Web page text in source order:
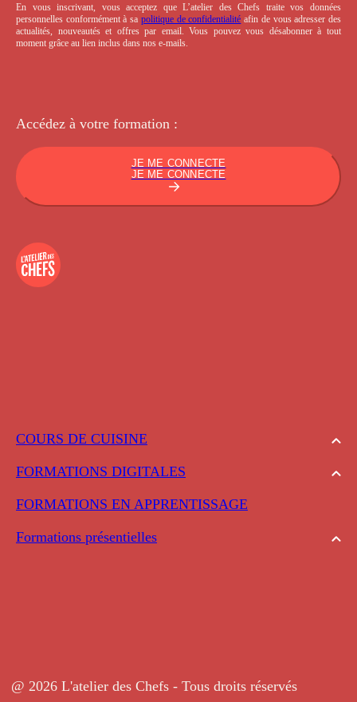
COURS DE CUISINE
FORMATIONS DIGITALES
FORMATIONS EN APPRENTISSAGE
Formations présentielles
En vous inscrivant, vous acceptez que L’atelier des Chefs traite vos données
personnelles conformément à sa politique de confidentialité afin de vous adresser des
actualités, nouveautés et offres par email. Vous pouvez vous désabonner à tout
moment grâce au lien inclus dans nos e-mails.
Accédez à votre formation :
JE ME CONNECTE
JE ME CONNECTE
@ 2026 L'atelier des Chefs - Tous droits réservés